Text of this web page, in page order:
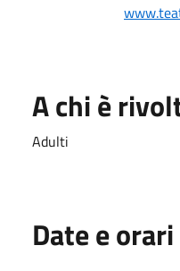
A chi è
Adulti
Date e orari